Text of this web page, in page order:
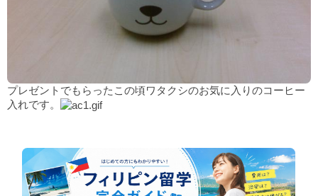
プレゼントでもらったこの頃ワタクシのお気に入りのコーヒー
入れです。